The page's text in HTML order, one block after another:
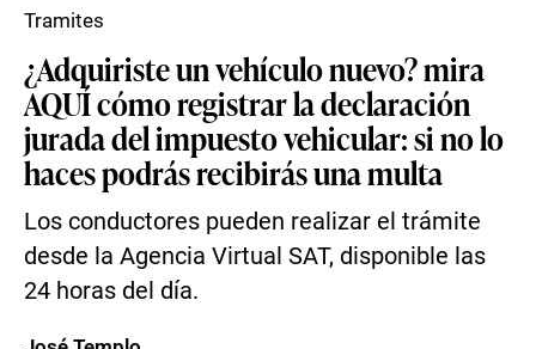
¿Adquiriste un vehículo nuevo? mira
AQUÍ cómo registrar la declaración
jurada del impuesto vehicular: si no lo
haces podrás recibirás una multa
Los conductores pueden realizar el trámite
desde la Agencia Virtual SAT, disponible las
24 horas del día.
Tramites